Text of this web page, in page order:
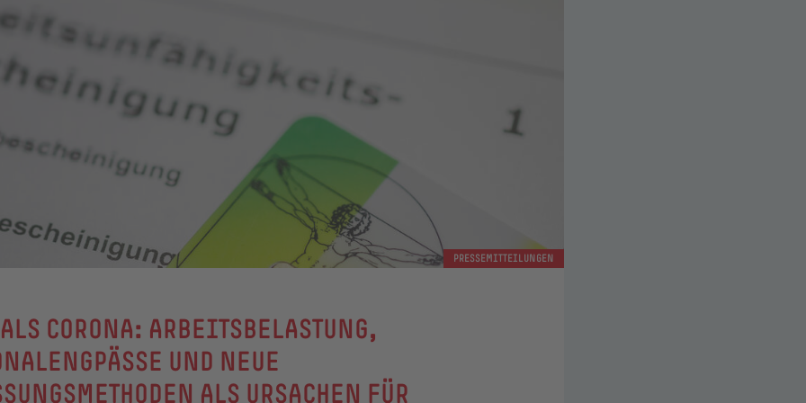
PRESSEMITTEILUNGEN
CORONA: ARBEITSBELASTUNG,
UND NEUE
ALS URSACHEN FÜR